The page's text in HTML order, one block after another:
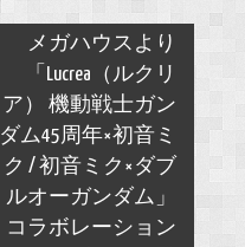
メガハウスより
「Lucrea（ルクリ
ア） 機動戦士ガン
ダム45周年×初音ミ
ク / 初音ミク×ダブ
ルオーガンダム」
コラボレーション